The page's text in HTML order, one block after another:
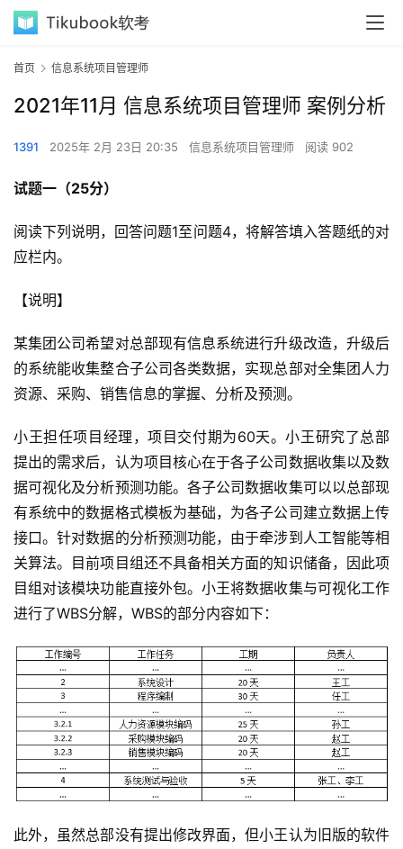
首页 信息系统项目管理师
2021年11月 信息系统项目管理师 案例分析
1391 2025年 2月 23日 20:35 信息系统项目管理师 阅读 902
试题一（25分）
阅读下列说明，回答问题1至问题4，将解答填入答题纸的对
应栏内。
【说明】
某集团公司希望对总部现有信息系统进行升级改造，升级后
的系统能收集整合子公司各类数据，实现总部对全集团人力
资源、采购、销售信息的掌握、分析及预测。
小王担任项目经理，项目交付期为60天。小王研究了总部
提出的需求后，认为项目核心在于各子公司数据收集以及数
据可视化及分析预测功能。各子公司数据收集可以以总部现
有系统中的数据格式模板为基础，为各子公司建立数据上传
接口。针对数据的分析预测功能，由于牵涉到人工智能等相
关算法。目前项目组还不具备相关方面的知识储备，因此项
目组对该模块功能直接外包。小王将数据收集与可视化工作
进行了WBS分解，WBS的部分内容如下：
此外，虽然总部没有提出修改界面，但小王认为旧版的软件